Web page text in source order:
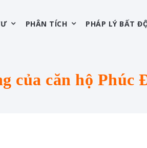
PHÂN TÍCH PHÁP LÝ BẤT
của căn hộ Phúc